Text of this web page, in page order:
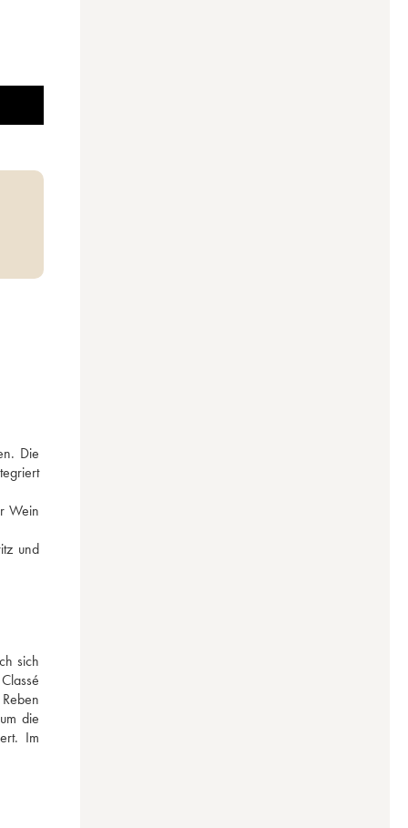
Die
Wein
und
sich
die
Im